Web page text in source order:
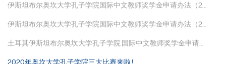
伊斯坦布尔奥坎大学孔子学院国际中文教师奖学金申请办法（2...
伊斯坦布尔奥坎大学孔子学院国际中文教师奖学金申请办法（2...
土耳其伊斯坦布尔奥坎大学孔子学院 国际中文教师奖学金申请...
2020年奥坎大学孔子学院三大比赛来啦 !